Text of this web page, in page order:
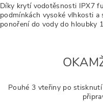
Díky krytí vodotěsnosti IPX7
podmínkách vysoké vlhkosti
ponoření do vody do hloubky
Pouhé 3 vteřiny po